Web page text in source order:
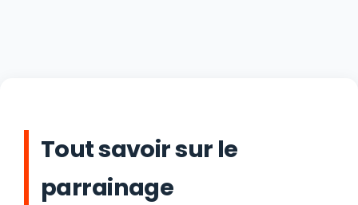
Tout savoir sur le
parrainage